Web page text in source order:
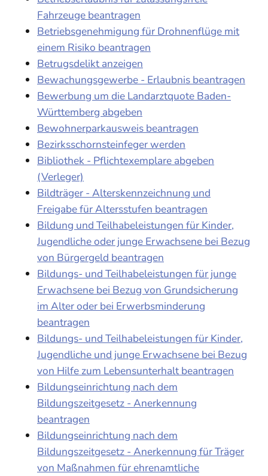
Fahrzeuge beantragen
Betriebsgenehmigung für Drohnenflüge mit
einem Risiko beantragen
Betrugsdelikt anzeigen
Bewachungsgewerbe - Erlaubnis beantragen
Bewerbung um die Landarztquote Baden-
Württemberg abgeben
Bewohnerparkausweis beantragen
Bezirksschornsteinfeger werden
Bibliothek - Pflichtexemplare abgeben
(Verleger)
Bildträger - Alterskennzeichnung und
Freigabe für Altersstufen beantragen
Bildung und Teilhabeleistungen für Kinder,
Jugendliche oder junge Erwachsene bei Bezug
von Bürgergeld beantragen
Bildungs- und Teilhabeleistungen für junge
Erwachsene bei Bezug von Grundsicherung
im Alter oder bei Erwerbsminderung
beantragen
Bildungs- und Teilhabeleistungen für Kinder,
Jugendliche und junge Erwachsene bei Bezug
von Hilfe zum Lebensunterhalt beantragen
Bildungseinrichtung nach dem
Bildungszeitgesetz - Anerkennung
beantragen
Bildungseinrichtung nach dem
Bildungszeitgesetz - Anerkennung für Träger
von Maßnahmen für ehrenamtliche